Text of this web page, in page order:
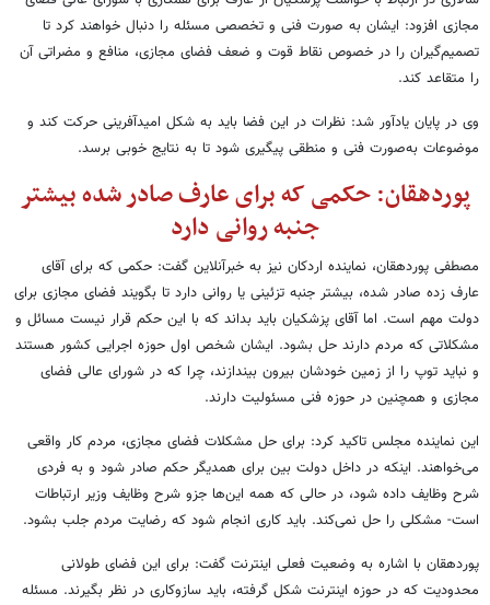
مجازی افزود: ایشان به صورت فنی و تخصصی مسئله را دنبال خواهند کرد تا
تصمیم‌گیران را در خصوص نقاط قوت و ضعف فضای مجازی، منافع و مضراتی آن
را متقاعد کند.
وی در پایان یادآور شد: نظرات در این فضا باید به شکل امیدآفرینی حرکت کند و
موضوعات به‌صورت فنی و منطقی پیگیری شود تا به نتایج خوبی برسد.
پوردهقان: حکمی که برای عارف صادر شده بیشتر
جنبه روانی دارد
مصطفی پوردهقان، نماینده اردکان نیز به خبرآنلاین گفت: حکمی که برای آقای
عارف زده صادر شده، بیشتر جنبه تزئینی یا روانی دارد تا بگویند فضای مجازی برای
دولت مهم است. اما آقای پزشکیان باید بداند که با این حکم قرار نیست مسائل و
مشکلاتی که مردم دارند حل بشود. ایشان شخص اول حوزه اجرایی کشور هستند
و نباید توپ را از زمین خودشان بیرون بیندازند، چرا که در شورای عالی فضای
مجازی و همچنین در حوزه فنی مسئولیت دارند.
این نماینده مجلس تاکید کرد: برای حل مشکلات فضای مجازی، مردم کار واقعی
می‌خواهند. اینکه در داخل دولت بین برای همدیگر حکم صادر شود و به فردی
شرح وظایف داده شود، در حالی که همه این‌ها جزو شرح وظایف وزیر ارتباطات
است- مشکلی را حل نمی‌کند. باید کاری انجام شود که رضایت مردم جلب بشود.
پوردهقان با اشاره به وضعیت فعلی اینترنت گفت: برای این فضای طولانی
محدودیت که در حوزه اینترنت شکل گرفته، باید سازوکاری در نظر بگیرند. مسئله